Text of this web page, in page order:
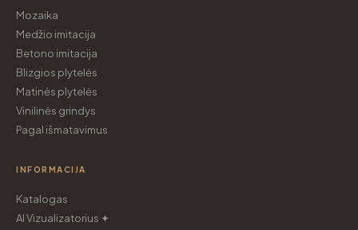
Mozaika
Medžio imitacija
Betono imitacija
Blizgios plytelės
Matinės plytelės
Vinilinės grindys
Pagal išmatavimus
INFORMACIJA
Katalogas
AI Vizualizatorius ✦